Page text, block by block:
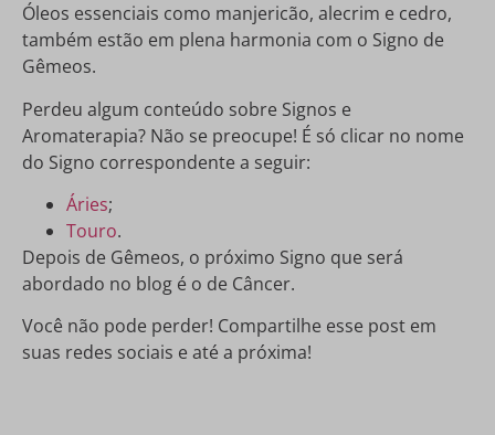
Óleos essenciais como manjericão, alecrim e cedro,
também estão em plena harmonia com o Signo de
Gêmeos.
Perdeu algum conteúdo sobre Signos e
Aromaterapia? Não se preocupe! É só clicar no nome
do Signo correspondente a seguir:
Áries;
Touro.
Depois de Gêmeos, o próximo Signo que será
abordado no blog é o de Câncer.
Você não pode perder! Compartilhe esse post em
suas redes sociais e até a próxima!